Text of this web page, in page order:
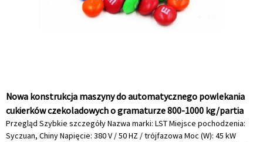
Nowa konstrukcja maszyny do automatycznego powlekania
cukierków czekoladowych o gramaturze 800-1000 kg/partia
Przegląd Szybkie szczegóły Nazwa marki: LST Miejsce pochodzenia:
Syczuan, Chiny Napięcie: 380 V / 50 HZ / trójfazowa Moc (W): 45 kW